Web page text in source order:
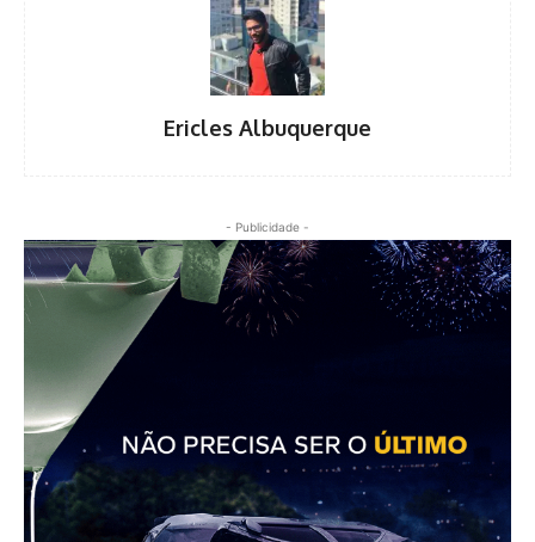
Ericles Albuquerque
- Publicidade -